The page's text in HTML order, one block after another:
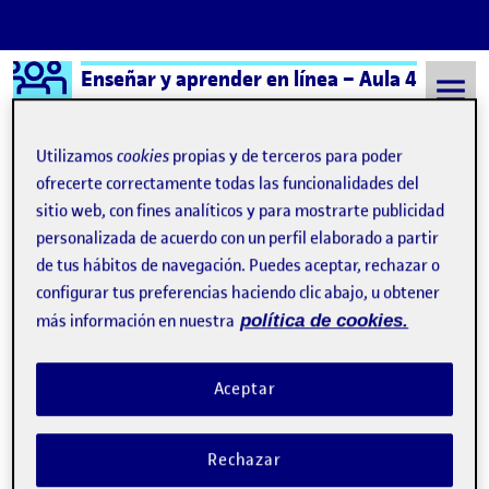
Saltar al contenido
Logo Ágora
Enseñar y aprender en línea – Aula 4
Semestre 20241 - Aula 4 12 Enero, 2025
12 Enero, 2025
Publicado por
Cristina Loreto Moreno Muñoz
Fecha de publicación12 enero, 2025 10:17 pm
-comentario
Buenas noches compañeros, adjunto mi trabajo final en formato
PDF. También adjunto mi vídeo por si no es visible a través del
PDF. Un saludo. Vídeo el 12-1-25 a las 17.55 Entrega del Reto 4 …
Utilizamoscookies propias y de terceros para poder
ofrecerte correctamente todas las funcionalidades del
sitio web, con fines analíticos y para mostrarte publicidad
personalizada de acuerdo con un perfil elaborado a partir
de tus hábitos de navegación. Puedes aceptar, rechazar o
configurar tus preferencias haciendo clic abajo, u obtener
más información en nuestra política de cookies.
Rechazar
Aceptar